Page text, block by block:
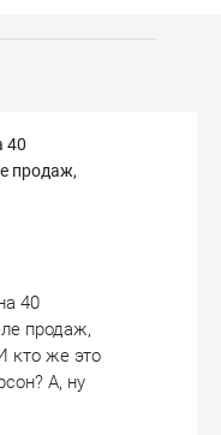
40
продаж,
40
продаж,
кто же это
А, ну